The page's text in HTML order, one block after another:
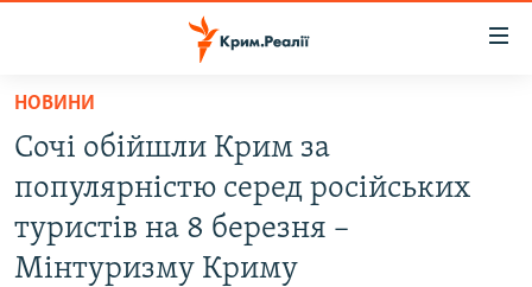
Перейти
основного
матеріалу
Перейти
до
основної
ВІДЕО ТА ФОТО
ПОЛІТИКА
НОВИНИ
Сочі обійшли Крим за
популярністю серед російських
туристів на 8 березня –
Мінтуризму Криму